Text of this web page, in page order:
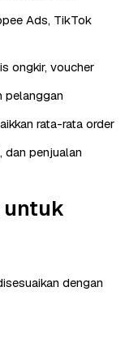
Ads, TikTok
ongkir, voucher
pelanggan
rata-rata order
dan penjualan
untuk
dengan